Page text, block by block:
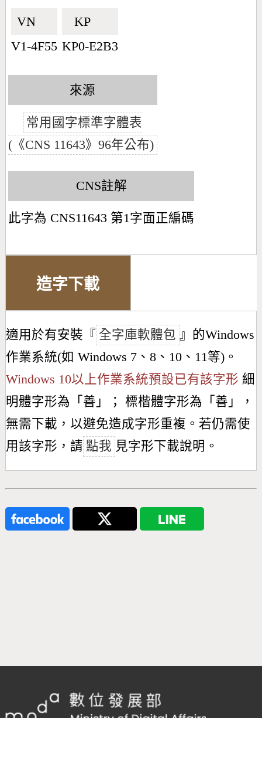
VN🇻🇳
V1-4F55
KP🇰🇵
KP0-E2B3
來源
常用國字標準字體表
(《CNS 11643》96年公布)
CNS註解
此字為 CNS11643 第1字面正編碼
造字下載
適用於有安裝『 全字庫軟體包 』的Windows
作業系統(如 Windows 7、8、10、11等)。
Windows 10以上作業系統預設已有該字形 細
明體字形為「 善 」； 標楷體字形為「 善 」，
無需下載，以避免造成字形重複。若仍需使
用該字形，請 點我 見字形下載說明。